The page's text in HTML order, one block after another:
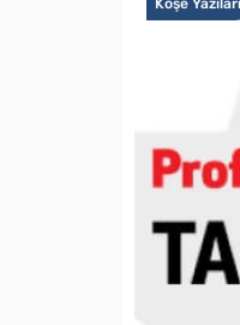
Köşe Yazıları